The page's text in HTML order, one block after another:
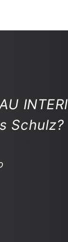
Schulz?